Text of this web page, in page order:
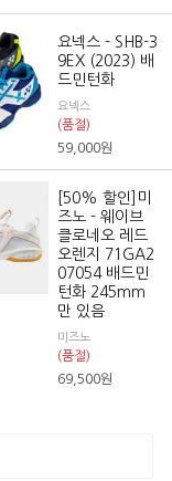
요넥스 - SHB-3
9EX (2023) 배
드민턴화
요넥스
(품절)
59,000원
[50% 할인]미
즈노 - 웨이브
클로네오 레드
오렌지 71GA2
07054 배드민
턴화 245mm
만 있음
미즈노
(품절)
69,500원